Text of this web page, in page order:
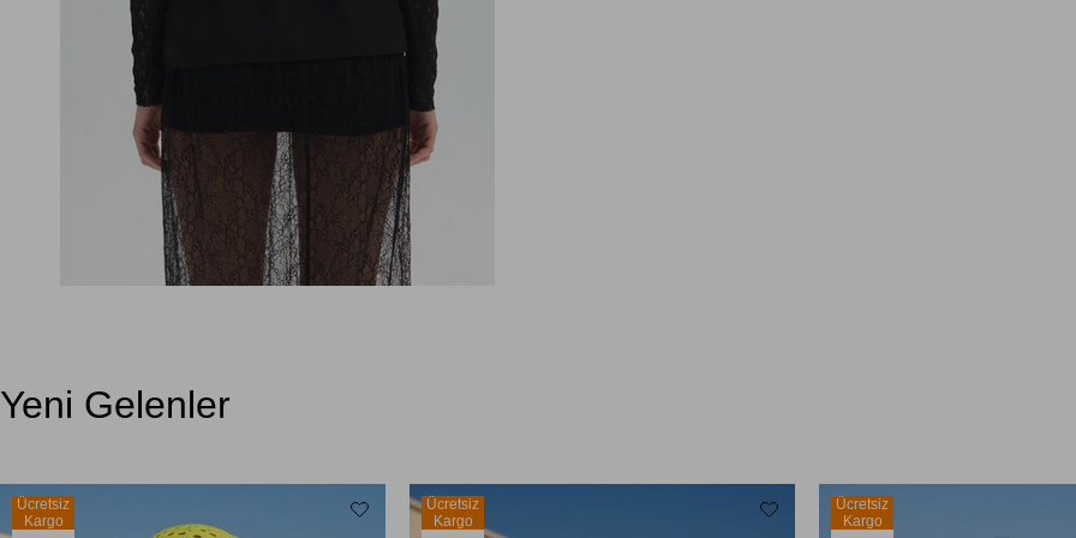
Yeni Gelenler
Ücretsiz
Kargo
Ücretsiz
Kargo
Ücretsiz
Kargo